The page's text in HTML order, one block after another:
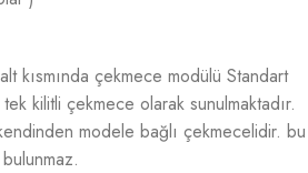
kısmında çekmece modülü Standart
kilitli çekmece olarak sunulmaktadır.
modele bağlı çekmecelidir. bu